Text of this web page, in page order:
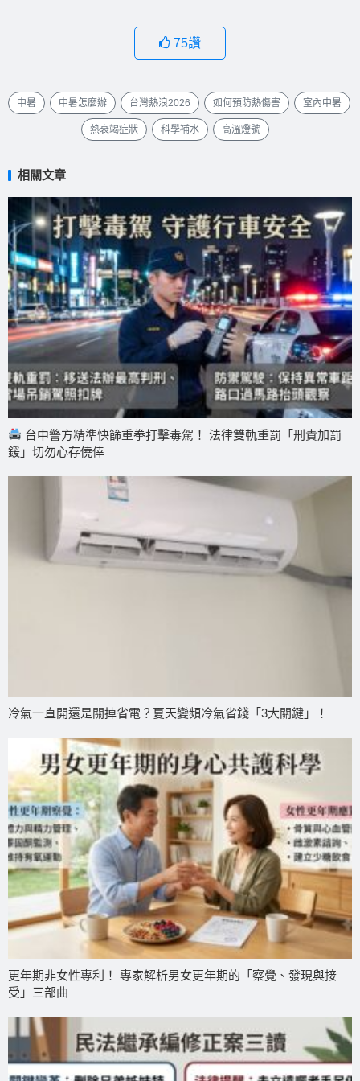
75讚
中暑 中暑怎麼辦 台灣熱浪2026 如何預防熱傷害 室內中暑
熱衰竭症狀 科學補水 高溫燈號
相關文章
台中警方精準快篩重拳打擊毒駕！ 法律雙軌重罰「刑責加罰
鍰」切勿心存僥倖
冷氣一直開還是關掉省電？夏天變頻冷氣省錢「3大關鍵」！
更年期非女性專利！ 專家解析男女更年期的「察覺、發現與接
受」三部曲